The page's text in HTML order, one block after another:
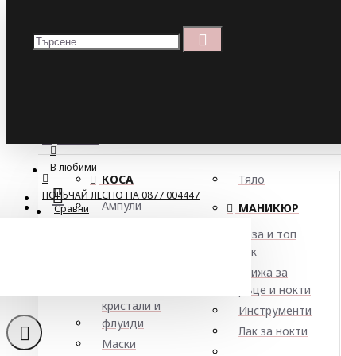
Кошница
В любими
Сравни
КОСА
Ампули
кристали и
флуиди
Маски
Тяло
МАНИКЮР
База и топ
лак
Грижа за
ръце и нокти
Инструменти
Лак за нокти
ПОРЪЧАЙ ЛЕСНО НА 0877 004447